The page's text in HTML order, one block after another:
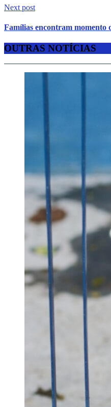
Next post
Famílias encontram momento
OUTRAS NOTÍCIAS